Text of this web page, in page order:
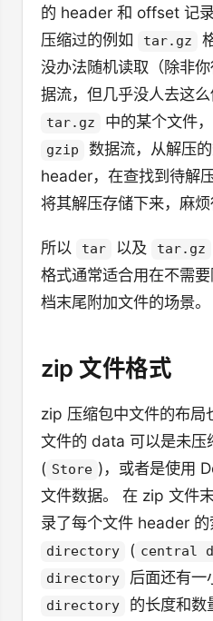
的 header 和 offset 记
压缩过的例如
tar.gz
没办法随机读取（除非
据流，但几乎没人去这
tar.gz 中的某个文件
gzip
数据流，从解压
header，在查找到待解
将其解压存储下来，麻烦
所以 tar 以及 tar.gz
格式通常适合用在不需
档末尾附加文件的场景。
zip 文件格式
zip 压缩包中文件的布局
文件的 data 可以是未压
( Store )，或者是使用
文件数据。 在 zip 文件
录了每个文件 header
directory ( central
directory 后面还有一
directory 的长度和数